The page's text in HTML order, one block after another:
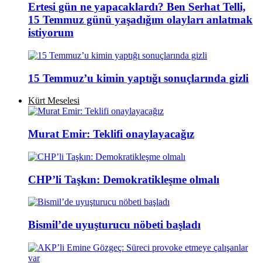
Ertesi gün ne yapacaklardı? Ben Serhat Telli,
15 Temmuz günü yaşadığım olayları anlatmak
istiyorum
15 Temmuz’u kimin yaptığı sonuçlarında gizli
Kürt Meselesi
Murat Emir: Teklifi onaylayacağız
CHP’li Taşkın: Demokratikleşme olmalı
Bismil’de uyuşturucu nöbeti başladı